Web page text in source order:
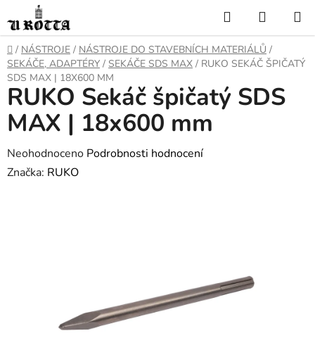
na
obsah
Hledat
KOŠÍK
DOMŮ
/ NÁSTROJE / NÁSTROJE DO STAVEBNÍCH MATERIÁLŮ /
SEKÁČE, ADAPTÉRY / SEKÁČE SDS MAX / RUKO SEKÁČ ŠPIČATÝ
SDS MAX | 18X600 MM
RUKO Sekáč špičatý SDS
MAX | 18x600 mm
Průměrné
hodnocení
Neohodnoceno Podrobnosti hodnocení
Značka: RUKO